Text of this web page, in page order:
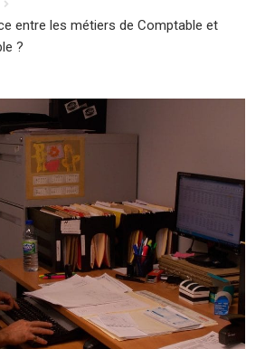
entre les métiers de Comptable et
?